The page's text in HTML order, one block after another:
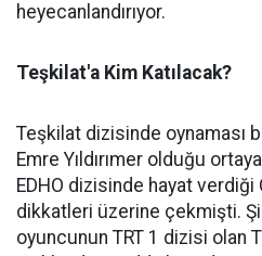
heyecanlandırıyor.
Teşkilat'a Kim Katılacak?
Teşkilat dizisinde oynaması
Emre Yıldırımer olduğu
EDHO dizisinde hayat verdiği
dikkatleri üzerine çekmişti.
oyuncunun TRT 1 dizisi olan